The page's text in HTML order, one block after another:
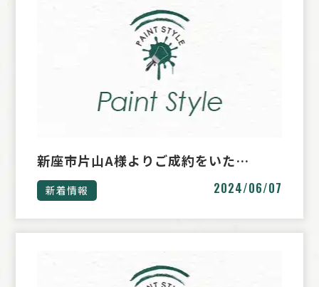
新座市片山A様よりご成約をいた…
新着情報 2024/06/07